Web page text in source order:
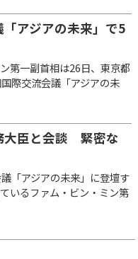
アジアの未来」で5
第一副首相は26日、東京都
際交流会議「アジアの未
大臣と会談 緊密な
「アジアの未来」に登壇す
いるファム・ビン・ミン第